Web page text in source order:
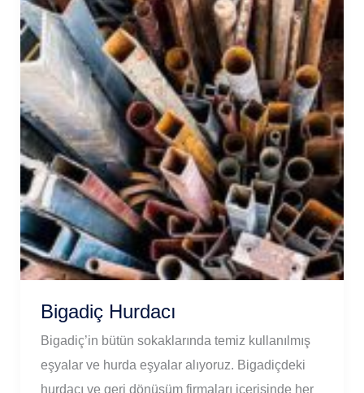
Bigadiç Hurdacı
Bigadiç’in bütün sokaklarında temiz kullanılmış
eşyalar ve hurda eşyalar alıyoruz. Bigadiçdeki
hurdacı ve geri dönüşüm firmaları içerisinde her